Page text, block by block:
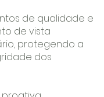
de qualidade e
de vista
protegendo a
dos